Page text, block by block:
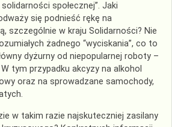
społecznej”. Jaki
się podnieść rękę na
szczególnie w kraju Solidarności? Nie
żadnego “wyciskania”, co to
dyżurny od niepopularnej roboty –
tym przypadku akcyzy na alkohol
oraz na sprowadzane samochody,
w takim razie najskuteczniej zasilany